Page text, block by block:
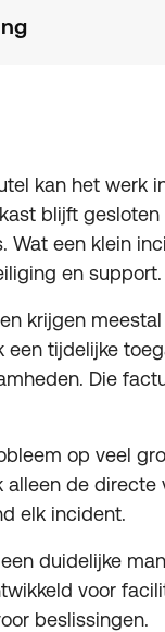
kan het werk
blijft
Wat een klein
en support.
krijgen
een tijdelijke
Die
op veel
alleen de
elk incident.
duidelijke
voor
beslissingen.